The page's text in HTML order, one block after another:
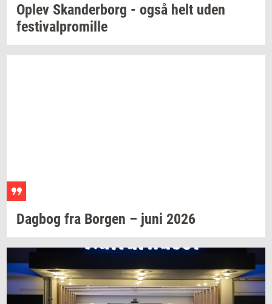
Oplev Skan­der­borg - også helt uden
festi­val­pro­mil­le
Dag­bog fra Bor­gen – juni 2026